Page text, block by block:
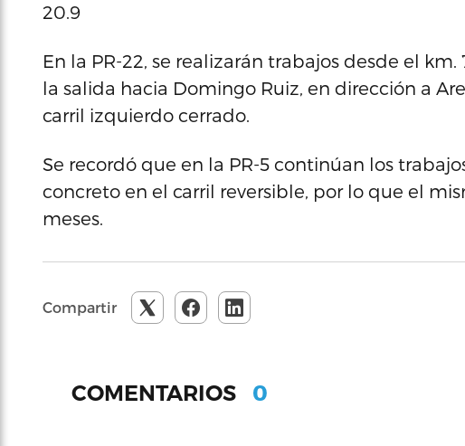
20.9
En la PR-22, se realizarán trabajos desde el
la salida hacia Domingo Ruiz, en dirección a
carril izquierdo cerrado.
Se recordó que en la PR-5 continúan los
concreto en el carril reversible, por lo que el
meses.
Compartir
COMENTARIOS 0